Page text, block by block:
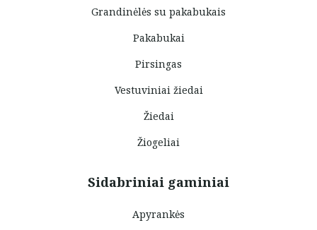
Grandinėlės su pakabukais
Pakabukai
Pirsingas
Vestuviniai žiedai
Žiedai
Žiogeliai
Sidabriniai gaminiai
Apyrankės